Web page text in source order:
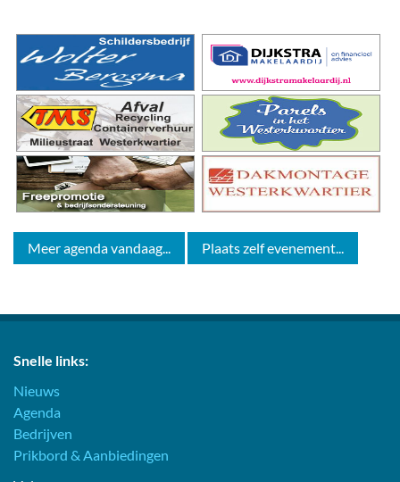
Meer agenda vandaag... Plaats zelf evenement...
Snelle links:
Nieuws
Agenda
Bedrijven
Prikbord & Aanbiedingen